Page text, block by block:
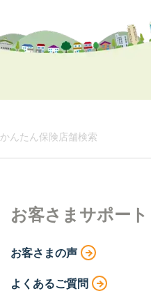
かんたん保険店舗検索
お客さまサポート
お客さまの声
よくあるご質問